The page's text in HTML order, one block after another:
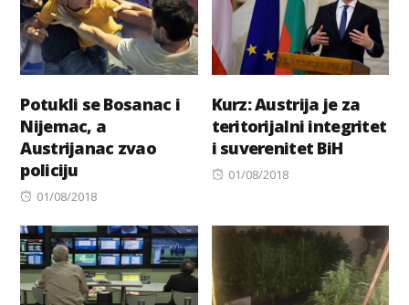
Potukli se Bosanac i
Nijemac, a
Austrijanac zvao
policiju
Posted
01/08/2018
Kurz: Austrija je za
teritorijalni integritet
i suverenitet BiH
Posted
01/08/2018